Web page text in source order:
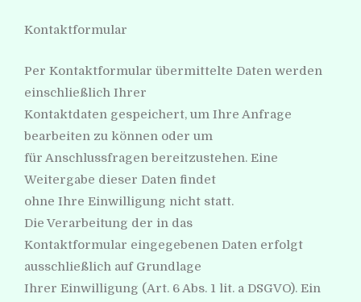
Kontaktformular
Per Kontaktformular übermittelte Daten werden
einschließlich Ihrer
Kontaktdaten gespeichert, um Ihre Anfrage
bearbeiten zu können oder um
für Anschlussfragen bereitzustehen. Eine
Weitergabe dieser Daten findet
ohne Ihre Einwilligung nicht statt.
Die Verarbeitung der in das
Kontaktformular eingegebenen Daten erfolgt
ausschließlich auf Grundlage
Ihrer Einwilligung (Art. 6 Abs. 1 lit. a DSGVO). Ein